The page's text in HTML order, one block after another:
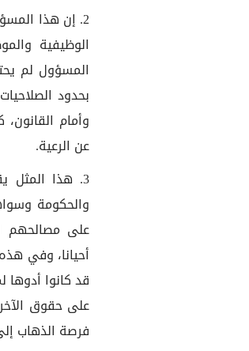
2. إن هذا
الوظيفية
المسؤول لم
بحدود
وأمام
عن الرعية.
3. هذا المثل
والحكومة
على مصالحهم
أحيانا، وفي
قد كانوا
على حقوق
فرصة الذهاب